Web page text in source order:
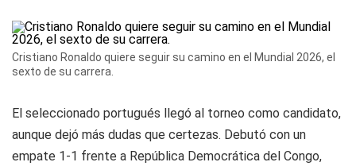
Cristiano Ronaldo quiere seguir su camino en el Mundial 2026, el
sexto de su carrera.
El seleccionado portugués llegó al torneo como candidato,
aunque dejó más dudas que certezas. Debutó con un
empate 1-1 frente a República Democrática del Congo,